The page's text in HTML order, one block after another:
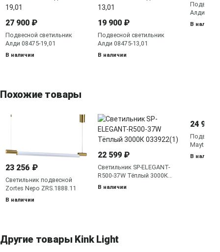
27 900 ₽
Подвесной светильник
Алди 08475-19,01
В наличии
19 900 ₽
Подвесной светильник
Алди 08475-13,01
В наличии
Алди
В наличии
Похожие товары
23 256 ₽
Светильник подвесной
Zortes Nepo ZRS.1888.11
В наличии
22 599 ₽
Светильник SP-ELEGANT-
R500-37W Тёплый 3000К
033922(1)
В наличии
24 990
Maytoni
В наличии
Другие товары Kink Light